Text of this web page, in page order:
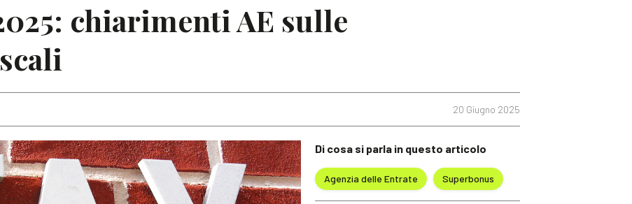
chiarimenti AE sulle
20 Giugno 2025
Di cosa si parla in questo articolo
Agenzia delle Entrate Superbonus